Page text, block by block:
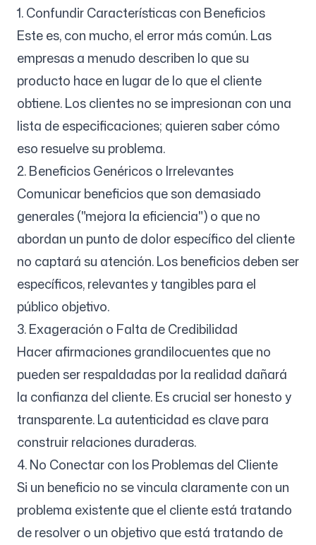
1. Confundir Características con Beneficios
Este es, con mucho, el error más común. Las
empresas a menudo describen lo que su
producto hace en lugar de lo que el cliente
obtiene. Los clientes no se impresionan con una
lista de especificaciones; quieren saber cómo
eso resuelve su problema.
2. Beneficios Genéricos o Irrelevantes
Comunicar beneficios que son demasiado
generales ("mejora la eficiencia") o que no
abordan un punto de dolor específico del cliente
no captará su atención. Los beneficios deben ser
específicos, relevantes y tangibles para el
público objetivo.
3. Exageración o Falta de Credibilidad
Hacer afirmaciones grandilocuentes que no
pueden ser respaldadas por la realidad dañará
la confianza del cliente. Es crucial ser honesto y
transparente. La autenticidad es clave para
construir relaciones duraderas.
4. No Conectar con los Problemas del Cliente
Si un beneficio no se vincula claramente con un
problema existente que el cliente está tratando
de resolver o un objetivo que está tratando de